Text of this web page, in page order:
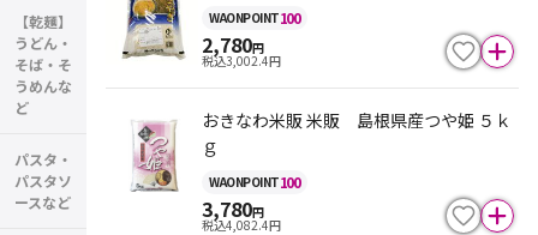
【乾麺】
うどん・
そば・そ
うめんな
ど
パスタ・
パスタソ
ースなど
WAONPOINT100
2,780円
税込3,002.4円
おきなわ米販 米販 島根県産つや姫 ５ｋ
ｇ
WAONPOINT100
3,780円
税込4,082.4円